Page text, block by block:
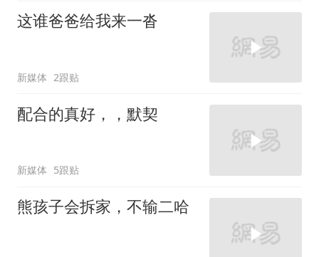
这谁爸爸给我来一沓
新媒体 2跟贴
配合的真好，，默契
新媒体 5跟贴
熊孩子会拆家，不输二哈